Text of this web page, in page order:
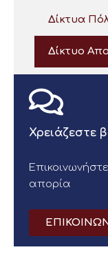
Δίκτυα
Δίκτυο
Χρειάζεστε
απορία